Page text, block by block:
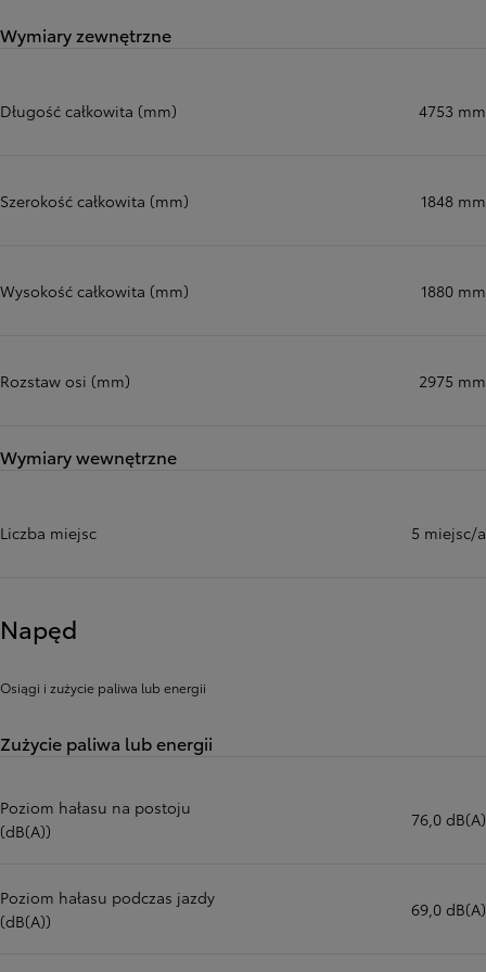
Wymiary zewnętrzne
Długość całkowita (mm) 4753 mm
Szerokość całkowita (mm) 1848 mm
Wysokość całkowita (mm) 1880 mm
Rozstaw osi (mm) 2975 mm
Wymiary wewnętrzne
Liczba miejsc 5 miejsc/a
Napęd
Osiągi i zużycie paliwa lub energii
Zużycie paliwa lub energii
Poziom hałasu na postoju
(dB(A))
76,0 dB(A)
Poziom hałasu podczas jazdy
(dB(A))
69,0 dB(A)